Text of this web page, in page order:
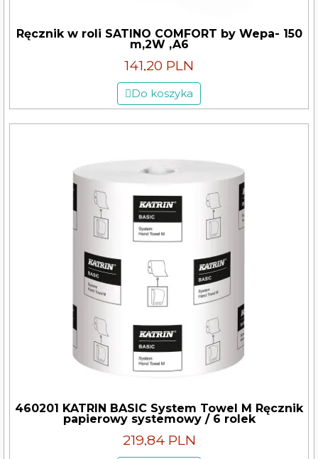
Ręcznik w roli SATINO COMFORT by Wepa- 150
m,2W ,A6
141,20 PLN
Do koszyka
460201 KATRIN BASIC System Towel M Ręcznik
papierowy systemowy / 6 rolek
219,84 PLN